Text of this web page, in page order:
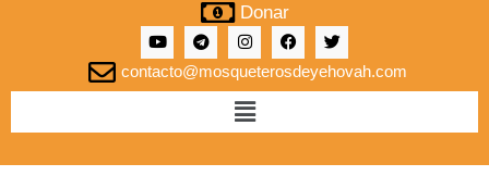
Donar
contacto@mosqueterosdeyehovah.com